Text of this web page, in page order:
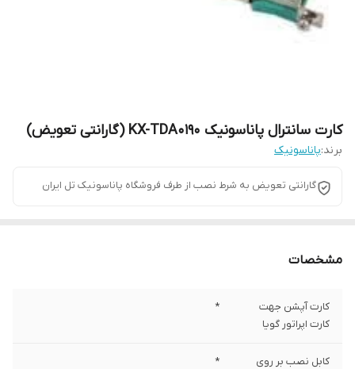
کارت سانترال پاناسونیک KX-TDA0190 (گارانتی تعویض)
برند:پاناسونیک
گارانتی تعویض به شرط نصب از طرف فروشگاه پاناسونیک تل ایران
مشخصات
کارت آپشن جهت
کارت اپراتور گویا
*
کابل نصب بر روی
*